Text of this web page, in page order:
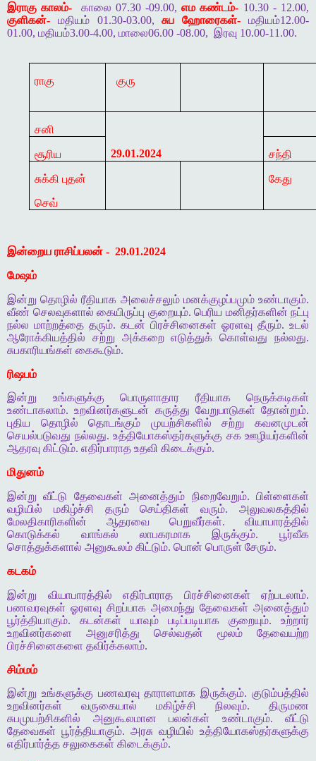
இராகு காலம்-
காலை 07.30 -09.00,எம கண்டம்- 10.30 - 12.00,
குளிகன்- மதியம் 01.30-03.00,சுப ஹோரைகள்- மதியம்12.00-
01.00, மதியம்3.00-4.00, மாலை06.00 -08.00, இரவு 10.00-11.00.
ராகு குரு
சனி
29.01.2024
சூரிய சந்தி
சுக்கி புதன்
செவ்
கேது
இன்றைய ராசிப்பலன் - 29.01.2024
மேஷம்
இன்று தொழில் ரீதியாக அலைச்சலும் மனக்குழப்பமும் உண்டாகும்.
வீண் செலவுகளால் கையிருப்பு குறையும். பெரிய மனிதர்களின் நட்பு
நல்ல மாற்றத்தை தரும். கடன் பிரச்சினைகள் ஓரளவு தீரும். உடல்
ஆரோக்கியத்தில் சற்று அக்கறை எடுத்துக் கொள்வது நல்லது.
சுபகாரியங்கள் கைகூடும்.
ரிஷபம்
இன்று உங்களுக்கு பொருளாதார ரீதியாக நெருக்கடிகள்
உண்டாகலாம். உறவினர்களுடன் கருத்து வேறுபாடுகள் தோன்றும்.
புதிய தொழில் தொடங்கும் முயற்சிகளில் சற்று கவனமுடன்
செயல்படுவது நல்லது. உத்தியோகஸ்தர்களுக்கு சக ஊழியர்களின்
ஆதரவு கிட்டும். எதிர்பாராத உதவி கிடைக்கும்.
மிதுனம்
இன்று வீட்டு தேவைகள் அனைத்தும் நிறைவேறும். பிள்ளைகள்
வழியில் மகிழ்ச்சி தரும் செய்திகள் வரும். அலுவலகத்தில்
மேலதிகாரிகளின் ஆதரவை பெறுவீர்கள். வியாபாரத்தில்
கொடுக்கல் வாங்கல் லாபகரமாக இருக்கும். பூர்வீக
சொத்துக்களால் அனுகூலம் கிட்டும். பொன் பொருள் சேரும்.
கடகம்
இன்று வியாபாரத்தில் எதிர்பாராத பிரச்சினைகள் ஏற்படலாம்.
பணவரவுகள் ஓரளவு சிறப்பாக அமைந்து தேவைகள் அனைத்தும்
பூர்த்தியாகும். கடன்கள் யாவும் படிப்படியாக குறையும். உற்றார்
உறவினர்களை அனுசரித்து செல்வதன் மூலம் தேவையற்ற
பிரச்சினைகளை தவிர்க்கலாம்.
சிம்மம்
இன்று உங்களுக்கு பணவரவு தாராளமாக இருக்கும். குடும்பத்தில்
உறவினர்கள் வருகையால் மகிழ்ச்சி நிலவும். திருமண
சுபமுயற்சிகளில் அனுகூலமான பலன்கள் உண்டாகும். வீட்டு
தேவைகள் பூர்த்தியாகும். அரசு வழியில் உத்தியோகஸ்தர்களுக்கு
எதிர்பார்த்த சலுகைகள் கிடைக்கும்.